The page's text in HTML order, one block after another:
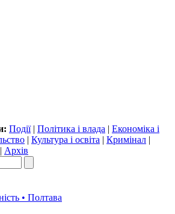
Події| Політика і влада | Економіка і
| Культура і освіта | Кримінал |
| Архів
• Полтава